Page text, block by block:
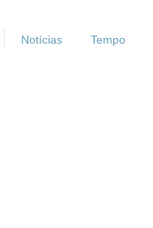
Notícias Tempo